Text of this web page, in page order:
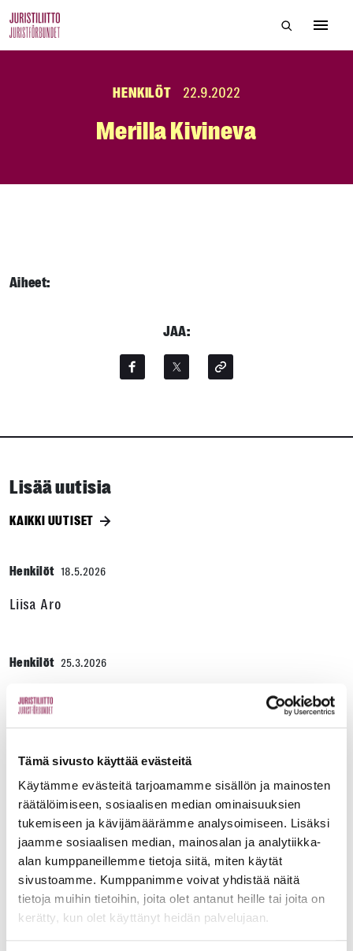
Tämä sivusto käyttää evästeitä
Käytämme evästeitä tarjoamamme sisällön ja mainosten
räätälöimiseen, sosiaalisen median ominaisuuksien
tukemiseen ja kävijämäärämme analysoimiseen. Lisäksi
jaamme sosiaalisen median, mainosalan ja analytiikka-
alan kumppaneillemme tietoja siitä, miten käytät
sivustoamme. Kumppanimme voivat yhdistää näitä
tietoja muihin tietoihin, joita olet antanut heille tai joita on
kerätty, kun olet käyttänyt heidän palvelujaan.
to
Hae
HENKILÖT 22.9.2022
Merilla Kivineva
Aiheet:
JAA:
Lisää uutisia
KAIKKI UUTISET
Henkilöt 18.5.2026
Liisa Aro
Henkilöt 25.3.2026
Loma-asunnot
Henkilöt 17.9.2025
Jurrit eli oikkarilähettiläät
Henkilöt 19.2.2025
Työ- ja virkasuhdeneuvonta